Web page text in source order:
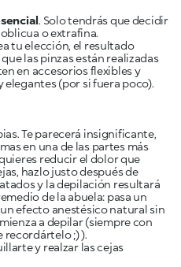
. Solo tendrás que decidir
o extrafina.
tu elección, el resultado
las pinzas están realizadas
en accesorios flexibles y
elegantes (por si fuera poco).
Te parecerá insignificante,
en una de las partes más
reducir el dolor que
hazlo justo después de
y la depilación resultará
de la abuela: pasa un
efecto anestésico natural sin
a depilar (siempre con
recordártelo ;) ).
y realzar las cejas